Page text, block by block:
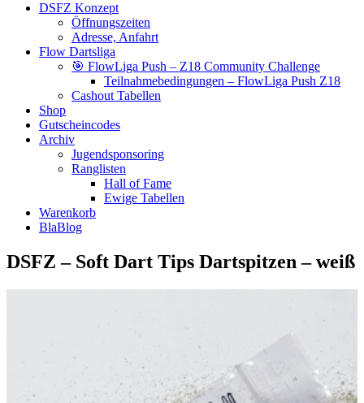
DSFZ Konzept
Öffnungszeiten
Adresse, Anfahrt
Flow Dartsliga
🎯 FlowLiga Push – Z18 Community Challenge
Teilnahmebedingungen – FlowLiga Push Z18
Cashout Tabellen
Shop
Gutscheincodes
Archiv
Jugendsponsoring
Ranglisten
Hall of Fame
Ewige Tabellen
Warenkorb
BlaBlog
DSFZ – Soft Dart Tips Dartspitzen – weiß